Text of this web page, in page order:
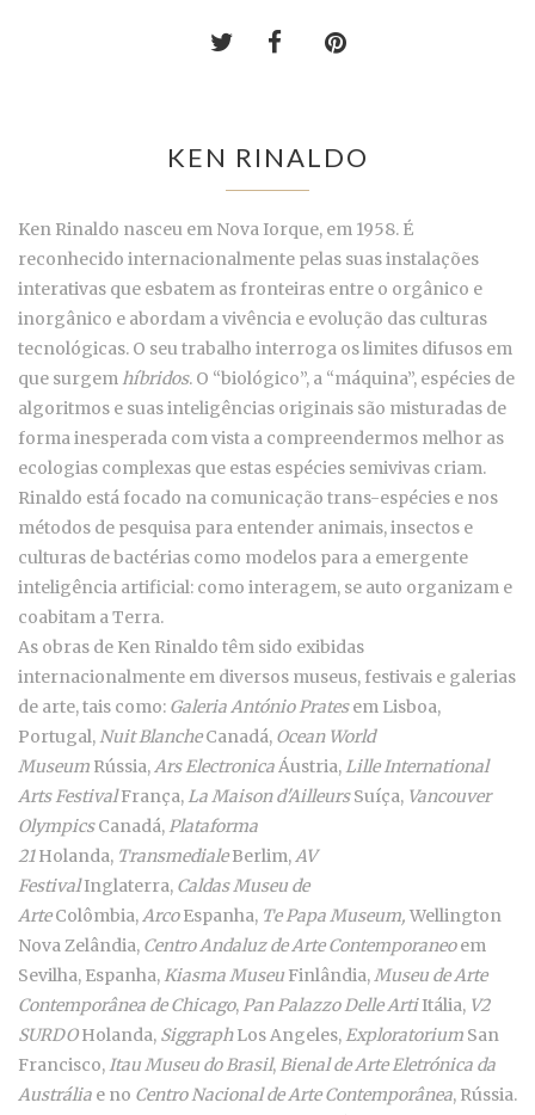
KEN RINALDO
Ken Rinaldo nasceu em Nova Iorque, em 1958. É
reconhecido internacionalmente pelas suas instalações
interativas que esbatem as fronteiras entre o orgânico e
inorgânico e abordam a vivência e evolução das culturas
tecnológicas. O seu trabalho interroga os limites difusos em
que surgem híbridos. O “biológico”, a “máquina”, espécies de
algoritmos e suas inteligências originais são misturadas de
forma inesperada com vista a compreendermos melhor as
ecologias complexas que estas espécies semivivas criam.
Rinaldo está focado na comunicação trans-espécies e nos
métodos de pesquisa para entender animais, insectos e
culturas de bactérias como modelos para a emergente
inteligência artificial: como interagem, se auto organizam e
coabitam a Terra.
As obras de Ken Rinaldo têm sido exibidas
internacionalmente em diversos museus, festivais e galerias
de arte, tais como: Galeria António Pratesem Lisboa,
Portugal,Nuit BlancheCanadá, Ocean World
Museum Rússia,Ars ElectronicaÁustria,Lille International
Arts FestivalFrança,La Maison d'AilleursSuíça, Vancouver
OlympicsCanadá,Plataforma
21Holanda, TransmedialeBerlim,AV
FestivalInglaterra, Caldas Museu de
ArteColômbia,ArcoEspanha, Te Papa Museum, Wellington
Nova Zelândia, Centro Andaluz de Arte Contemporaneoem
Sevilha, Espanha,Kiasma Museu Finlândia,Museu de Arte
Contemporânea de Chicago,Pan Palazzo Delle ArtiItália, V2
SURDOHolanda, SiggraphLos Angeles,Exploratorium San
Francisco,Itau Museu do Brasil,Bienal de Arte Eletrónica da
Austrália e no Centro Nacional de Arte Contemporânea, Rússia.